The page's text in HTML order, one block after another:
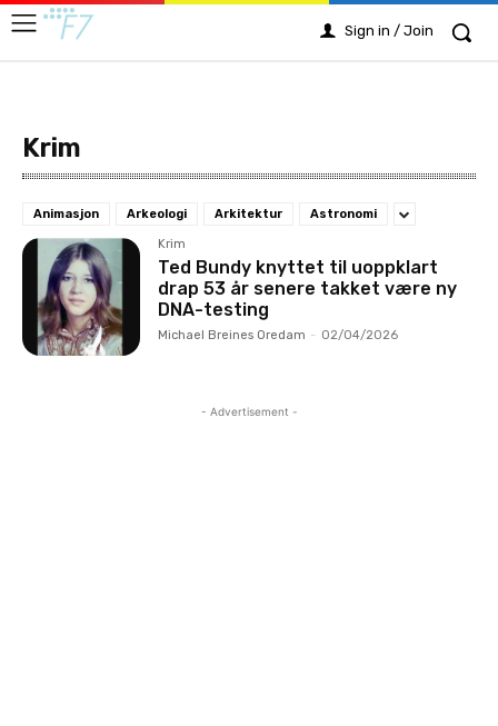
Sign in / Join
Krim
Animasjon Arkeologi Arkitektur Astronomi
Krim
Ted Bundy knyttet til uoppklart
drap 53 år senere takket være ny
DNA-testing
Michael Breines Oredam - 02/04/2026
- Advertisement -